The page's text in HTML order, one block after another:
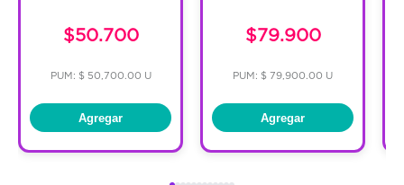
$50.700
PUM: $ 50,700.00 U
Agregar
$79.900
PUM: $ 79,900.00 U
Agregar